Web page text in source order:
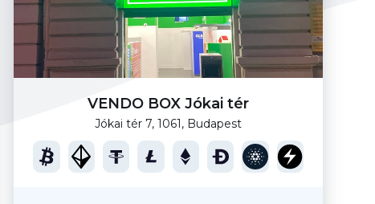
VENDO BOX Jókai tér
Jókai tér 7, 1061, Budapest